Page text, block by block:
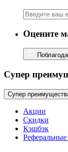
Оцените
Супер
Супер
Акции
Скидки
Кэшбэк